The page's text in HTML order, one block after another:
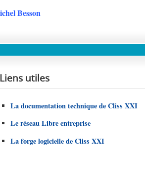
Besson
Liens utiles
La documentation technique de Cliss XXI
Le réseau Libre entreprise
La forge logicielle de Cliss XXI